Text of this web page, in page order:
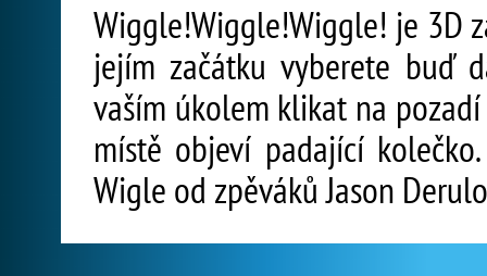
Wiggle!Wiggle!Wiggle! je 3D
jejím začátku vyberete buď
vaším úkolem klikat na
místě objeví padající
Wigle od zpěváků Jason